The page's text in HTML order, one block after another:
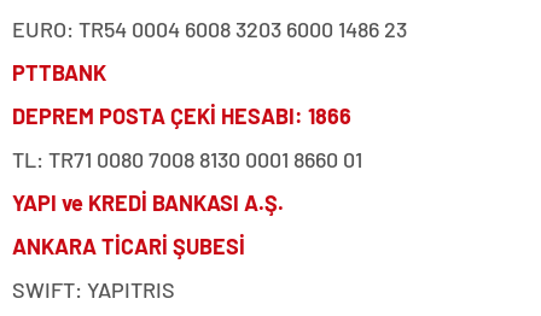
EURO: TR54 0004 6008 3203 6000 1486 23
PTTBANK
DEPREM POSTA ÇEKİ HESABI: 1866
TL: TR71 0080 7008 8130 0001 8660 01
YAPI ve KREDİ BANKASI A.Ş.
ANKARA TİCARİ ŞUBESİ
SWIFT: YAPITRIS